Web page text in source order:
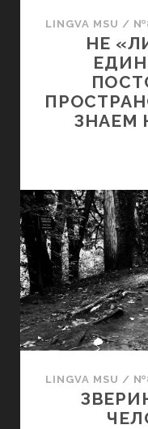
LINGVA MSU /
НЕ
ЗНАЕМ
LINGVA MSU /